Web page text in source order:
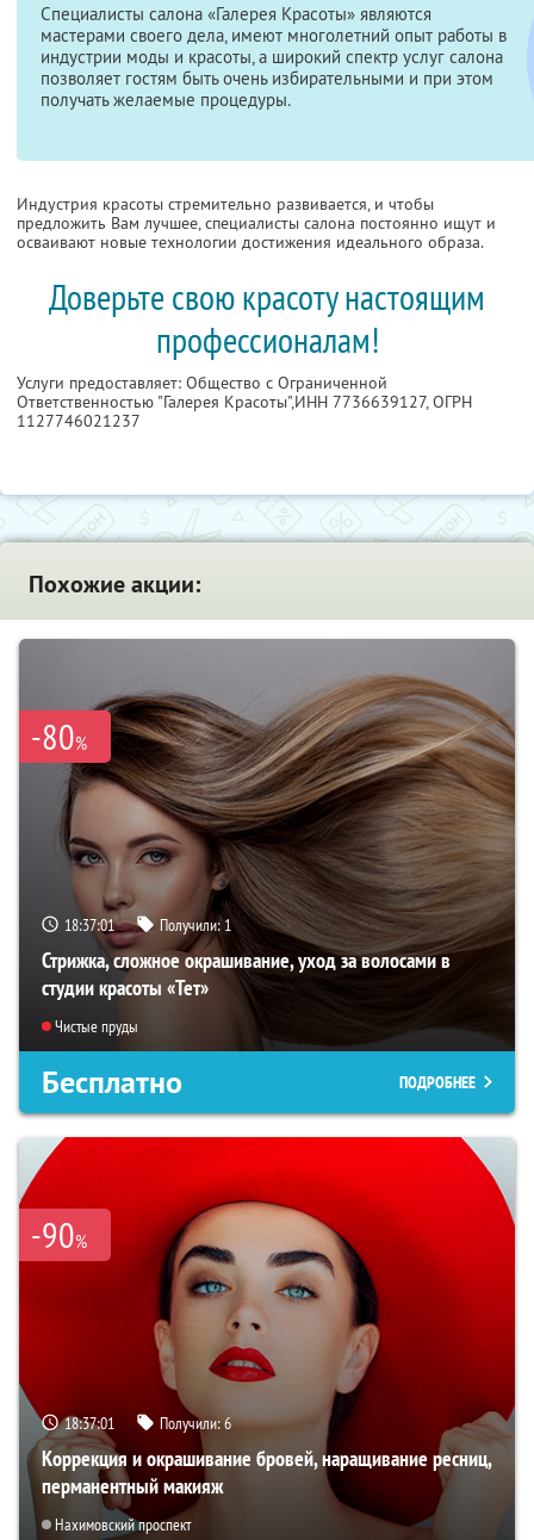
Специалисты салона «Галерея Красоты» являются
мастерами своего дела, имеют многолетний опыт работы в
индустрии моды и красоты, а широкий спектр услуг салона
позволяет гостям быть очень избирательными и при этом
получать желаемые процедуры.
Индустрия красоты стремительно развивается, и чтобы
предложить Вам лучшее, специалисты салона постоянно ищут и
осваивают новые технологии достижения идеального образа.
Доверьте свою красоту настоящим
профессионалам!
Услуги предоставляет: Общество с Ограниченной
Ответственностью "Галерея Красоты",ИНН 7736639127, ОГРН
1127746021237
Похожие акции:
-80%
18:37:00 Получили:1
Стрижка, сложное окрашивание, уход за волосами в
студии красоты «Тет»
Чистые пруды
Бесплатно ПОДРОБНЕЕ
-90%
18:37:00 Получили:6
Коррекция и окрашивание бровей, наращивание ресниц,
перманентный макияж
Нахимовский проспект